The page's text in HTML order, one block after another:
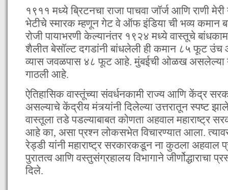
१९११ मध्ये ब्रिटनचा राजा पाचवा जॉर्ज आणि राणी मेरी
भेटीचे स्मारक म्हणून गेट वे ऑफ इंडिया ची भव्य कमान
रोजी पायाभरणी केल्यानंतर १९२४ मध्ये वास्तूचे
शैलीत बेसॉल्ट दगडांनी बांधलेली ही कमान ८५ फूट उंच
व्यास जवळपास ४८ फूट आहे. मुंबईची ओळख असलेल्या
गाठली आहे.
ऐतिहासिक वास्तूंच्या संवर्धनकामी राज्य आणि केंद्र
असल्याचे केंद्रीय मंत्र्यांनी दिलेल्या उत्तरातून स्पष्ट
वास्तूला तडे पडल्याबाबत कोणता अहवाल महाराष्ट्र
आहे का, असा प्रश्न लोकसभेत विचारण्यात आला.
रेड्डी यांनी महाराष्ट्र सरकारकडून ना कुठला अहवाल
पुरातत्व आणि वस्तुसंग्रहालय विभागाने जीर्णोद्धाराचा
दिले.